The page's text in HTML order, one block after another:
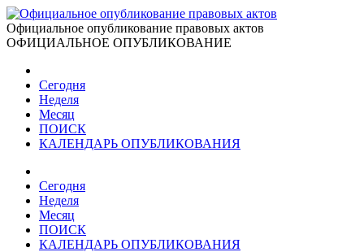
Официальное опубликование правовых актов
ОФИЦИАЛЬНОЕ ОПУБЛИКОВАНИЕ
Сегодня
Неделя
Месяц
ПОИСК
КАЛЕНДАРЬ ОПУБЛИКОВАНИЯ
Сегодня
Неделя
Месяц
ПОИСК
КАЛЕНДАРЬ ОПУБЛИКОВАНИЯ